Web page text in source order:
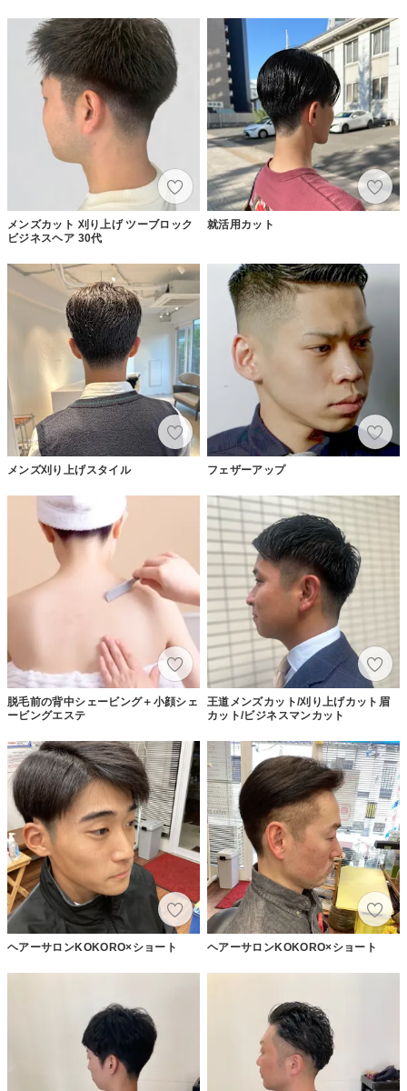
メンズカット 刈り上げ ツーブロック
ビジネスヘア 30代
就活用カット
メンズ刈り上げスタイル フェザーアップ
脱毛前の背中シェービング＋小顔シェ
ービングエステ
王道メンズカット/刈り上げカット眉
カット/ビジネスマンカット
ヘアーサロンKOKORO×ショート ヘアーサロンKOKORO×ショート